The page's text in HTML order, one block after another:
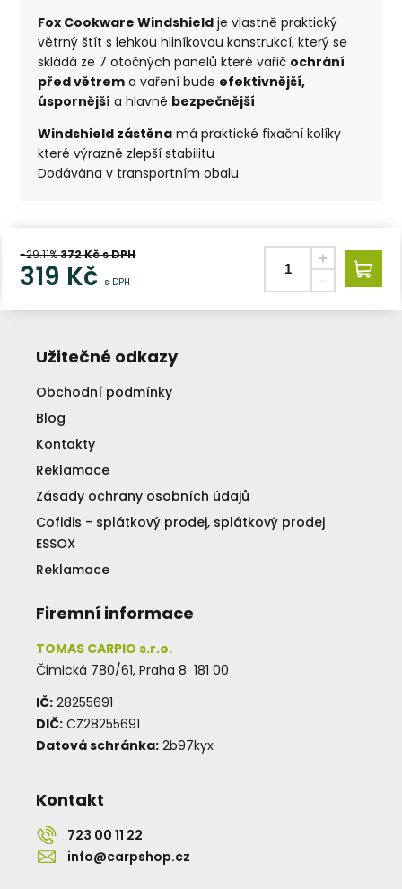
Fox Cookware Windshield je vlastně praktický
větrný štít s lehkou hliníkovou konstrukcí, který se
skládá ze 7 otočných panelů které vařič ochrání
před větrem a vaření bude efektivnější,
úspornější a hlavně bezpečnější
Windshield zástěna má praktické fixační kolíky
které výrazně zlepší stabilitu
Dodávána v transportním obalu
-29.11%372Kč s DPH
319 Kč s DPH
Užitečné odkazy
Obchodní podmínky
Blog
Kontakty
Reklamace
Zásady ochrany osobních údajů
Cofidis - splátkový prodej, splátkový prodej
ESSOX
Reklamace
Firemní informace
TOMAS CARPIO s.r.o.
Čimická 780/61, Praha 8 181 00
IČ: 28255691
DIČ: CZ28255691
Datová schránka: 2b97kyx
Kontakt
723 00 11 22
info@carpshop.cz